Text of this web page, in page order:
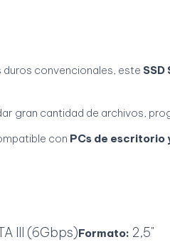
convencionales, este SSD
gran cantidad de archivos,
con PCs de escritorio
III (6Gbps)Formato: 2,5"